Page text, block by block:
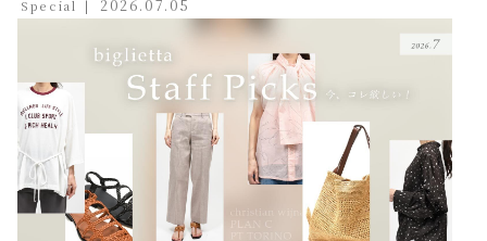
Special 2026.07.05